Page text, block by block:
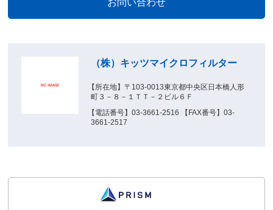
（株）キッツマイクロフィルター
【所在地】〒103-0013東京都中央区日本橋人形
町３－８－１ＴＴ－２ビル６Ｆ
【電話番号】03-3661-2516 【FAX番号】03-
3661-2517